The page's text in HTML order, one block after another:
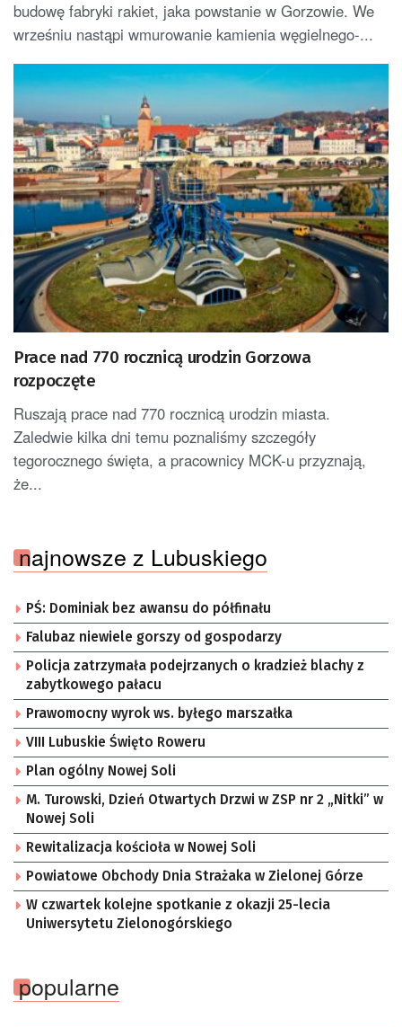
budowę fabryki rakiet, jaka powstanie w Gorzowie. We
wrześniu nastąpi wmurowanie kamienia węgielnego-...
Prace nad 770 rocznicą urodzin Gorzowa
rozpoczęte
Ruszają prace nad 770 rocznicą urodzin miasta.
Zaledwie kilka dni temu poznaliśmy szczegóły
tegorocznego święta, a pracownicy MCK-u przyznają,
że...
najnowsze z Lubuskiego
PŚ: Dominiak bez awansu do półfinału
Falubaz niewiele gorszy od gospodarzy
Policja zatrzymała podejrzanych o kradzież blachy z
zabytkowego pałacu
Prawomocny wyrok ws. byłego marszałka
VIII Lubuskie Święto Roweru
Plan ogólny Nowej Soli
M. Turowski, Dzień Otwartych Drzwi w ZSP nr 2 „Nitki” w
Nowej Soli
Rewitalizacja kościoła w Nowej Soli
Powiatowe Obchody Dnia Strażaka w Zielonej Górze
W czwartek kolejne spotkanie z okazji 25-lecia
Uniwersytetu Zielonogórskiego
popularne